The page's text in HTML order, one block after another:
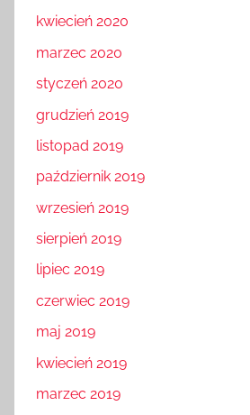
kwiecień 2020
marzec 2020
styczeń 2020
grudzień 2019
listopad 2019
październik 2019
wrzesień 2019
sierpień 2019
lipiec 2019
czerwiec 2019
maj 2019
kwiecień 2019
marzec 2019